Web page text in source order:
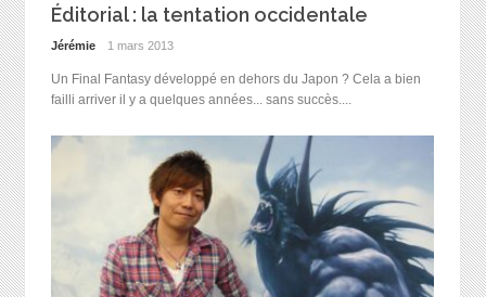
Éditorial : la tentation occidentale
Jérémie 1 mars 2013
Un Final Fantasy développé en dehors du Japon ? Cela a bien
failli arriver il y a quelques années... sans succès....